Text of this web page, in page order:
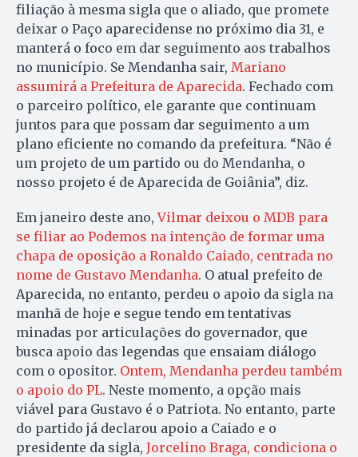
filiação à mesma sigla que o aliado, que promete
deixar o Paço aparecidense no próximo dia 31, e
manterá o foco em dar seguimento aos trabalhos
no município. Se Mendanha sair, Mariano
assumirá a Prefeitura de Aparecida. Fechado com
o parceiro político, ele garante que continuam
juntos para que possam dar seguimento a um
plano eficiente no comando da prefeitura. “Não é
um projeto de um partido ou do Mendanha, o
nosso projeto é de Aparecida de Goiânia”, diz.
Em janeiro deste ano,Vilmar deixou o MDB para
se filiar ao Podemos na intenção de formar uma
chapa de oposição a Ronaldo Caiado, centrada no
nome de Gustavo Mendanha. O atual prefeito de
Aparecida, no entanto, perdeu o apoio da sigla na
manhã de hoje e segue tendo em tentativas
minadas por articulações do governador, que
busca apoio das legendas que ensaiam diálogo
com o opositor. Ontem, Mendanha perdeu também
o apoio do PL. Neste momento, a opção mais
viável para Gustavo é o Patriota. No entanto, parte
do partido já declarou apoio a Caiado e o
presidente da sigla, Jorcelino Braga, condiciona o